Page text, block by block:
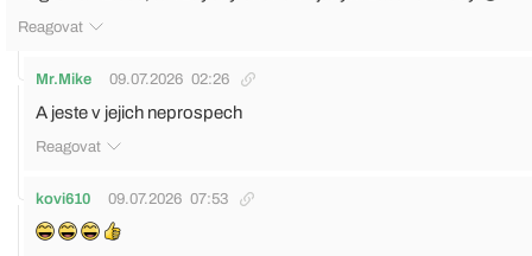
Reagovat
Mr.Mike 09.07.2026 02:26
A jeste v jejich neprospech
Reagovat
kovi610 09.07.2026 07:53